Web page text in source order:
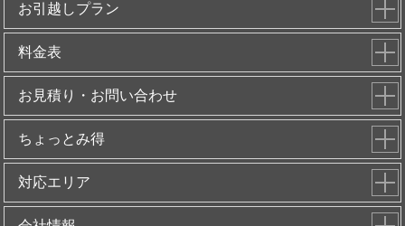
お引越しプラン
料金表
お見積り・お問い合わせ
ちょっとみ得
対応エリア